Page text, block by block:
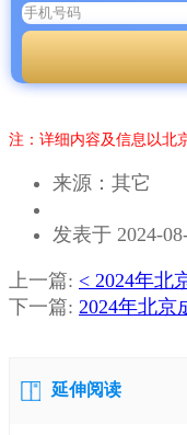
注：详细内容及信息以北
来源：其它
者：
老
师
发表于 2024-
上一篇: < 2024年北
下一篇: 2024年北京
延伸阅读